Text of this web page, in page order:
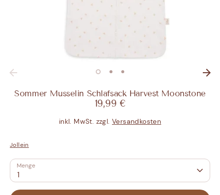
Sommer Musselin Schlafsack Harvest Moonstone
19,99 €
inkl. MwSt. zzgl. Versandkosten
Jollein
Menge
1